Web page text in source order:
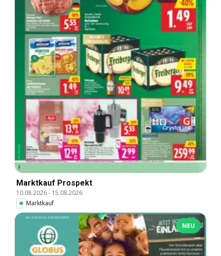
Marktkauf Prospekt
10.08.2026- 15.08.2026
Marktkauf
NEU